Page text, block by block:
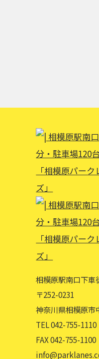
相模原駅南口下車
〒252-0231
神奈川県相模原
TEL 042-755-1110
FAX 042-755-1100